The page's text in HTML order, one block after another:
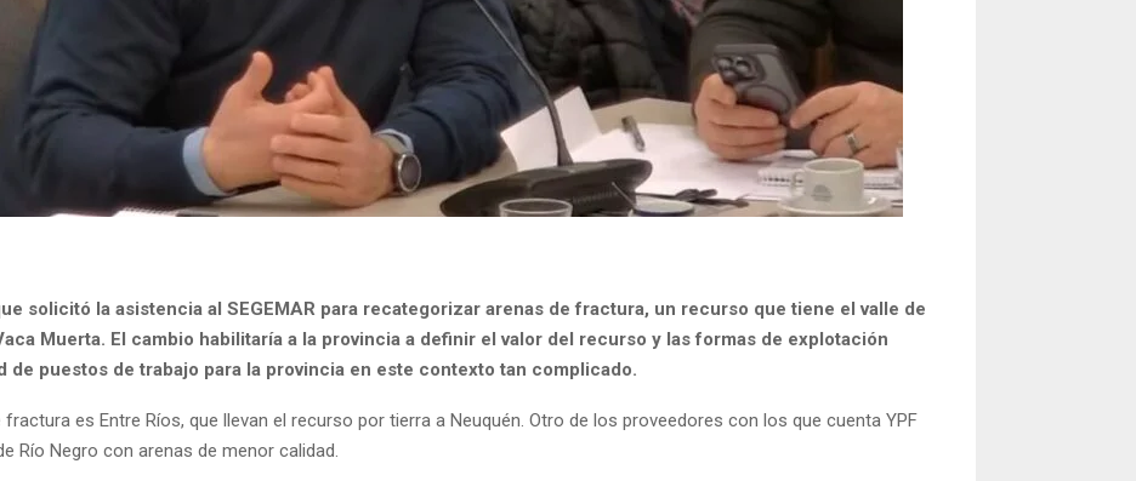
solicitó la asistencia al SEGEMAR para recategorizar arenas de fractura, un recurso que tiene el valle de
Muerta. El cambio habilitaría a la provincia a definir el valor del recurso y las formas de explotación
de puestos de trabajo para la provincia en este contexto tan complicado.
es Entre Ríos, que llevan el recurso por tierra a Neuquén. Otro de los proveedores con los que cuenta YPF
Río Negro con arenas de menor calidad.